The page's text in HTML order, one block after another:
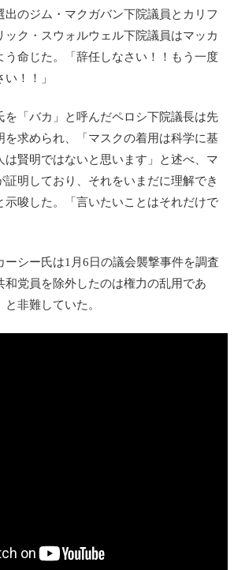
出のジム・マクガバン下院議員とカリフ
ック・スウォルウェル下院議員はマッカ
命じた。「辞任しなさい！！もう一度
！！」
「バカ」と呼んだペロシ下院議長は先
を求められ、「マスクの着用は科学に基
は賢明ではないと思います」と述べ、マ
証明しており、それをいまだに理解でき
示唆した。「言いたいことはそれだけで
ーシー氏は1月6日の議会襲撃事件を調査
和党員を除外したのは権力の乱用であ
非難していた。